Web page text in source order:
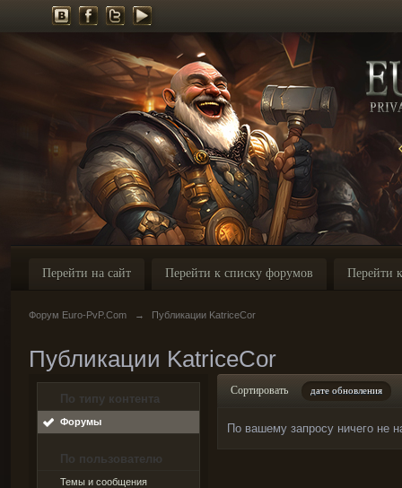
Перейти на сайт Перейти к списку форумов Перейти
Форум Euro-PvP.Com → Публикации KatriceCor
Публикации KatriceCor
По типу контента
Форумы
По пользователю
Темы и сообщения
Сортировать дате обновления
По вашему запросу ничего не